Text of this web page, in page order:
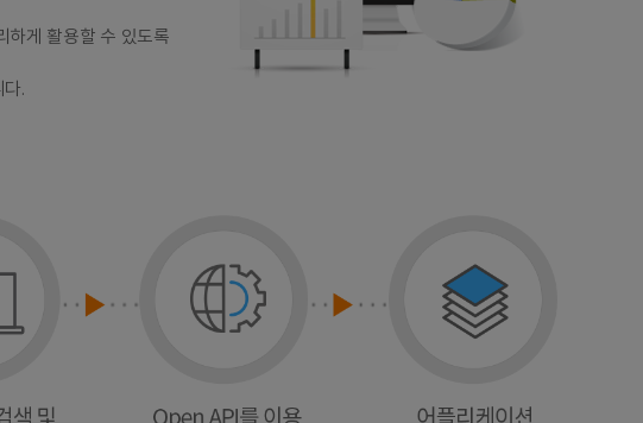
하게 활용할 수 있도록
.